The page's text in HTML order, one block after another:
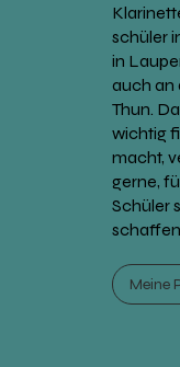
schüler
in
auch an
Thun.
wichtig
macht,
gerne,
Schüler
Meine